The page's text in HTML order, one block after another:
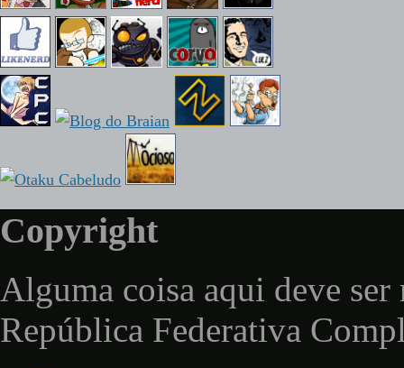
Copyright
Alguma coisa aqui deve ser
República Federativa